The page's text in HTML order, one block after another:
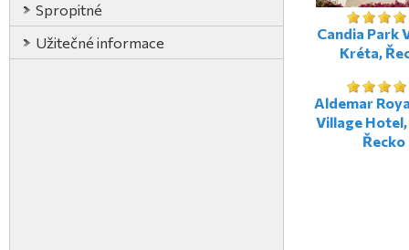
Spropitné
Užitečné informace
Candia Park
Kréta,
Aldemar
Village
Řecko